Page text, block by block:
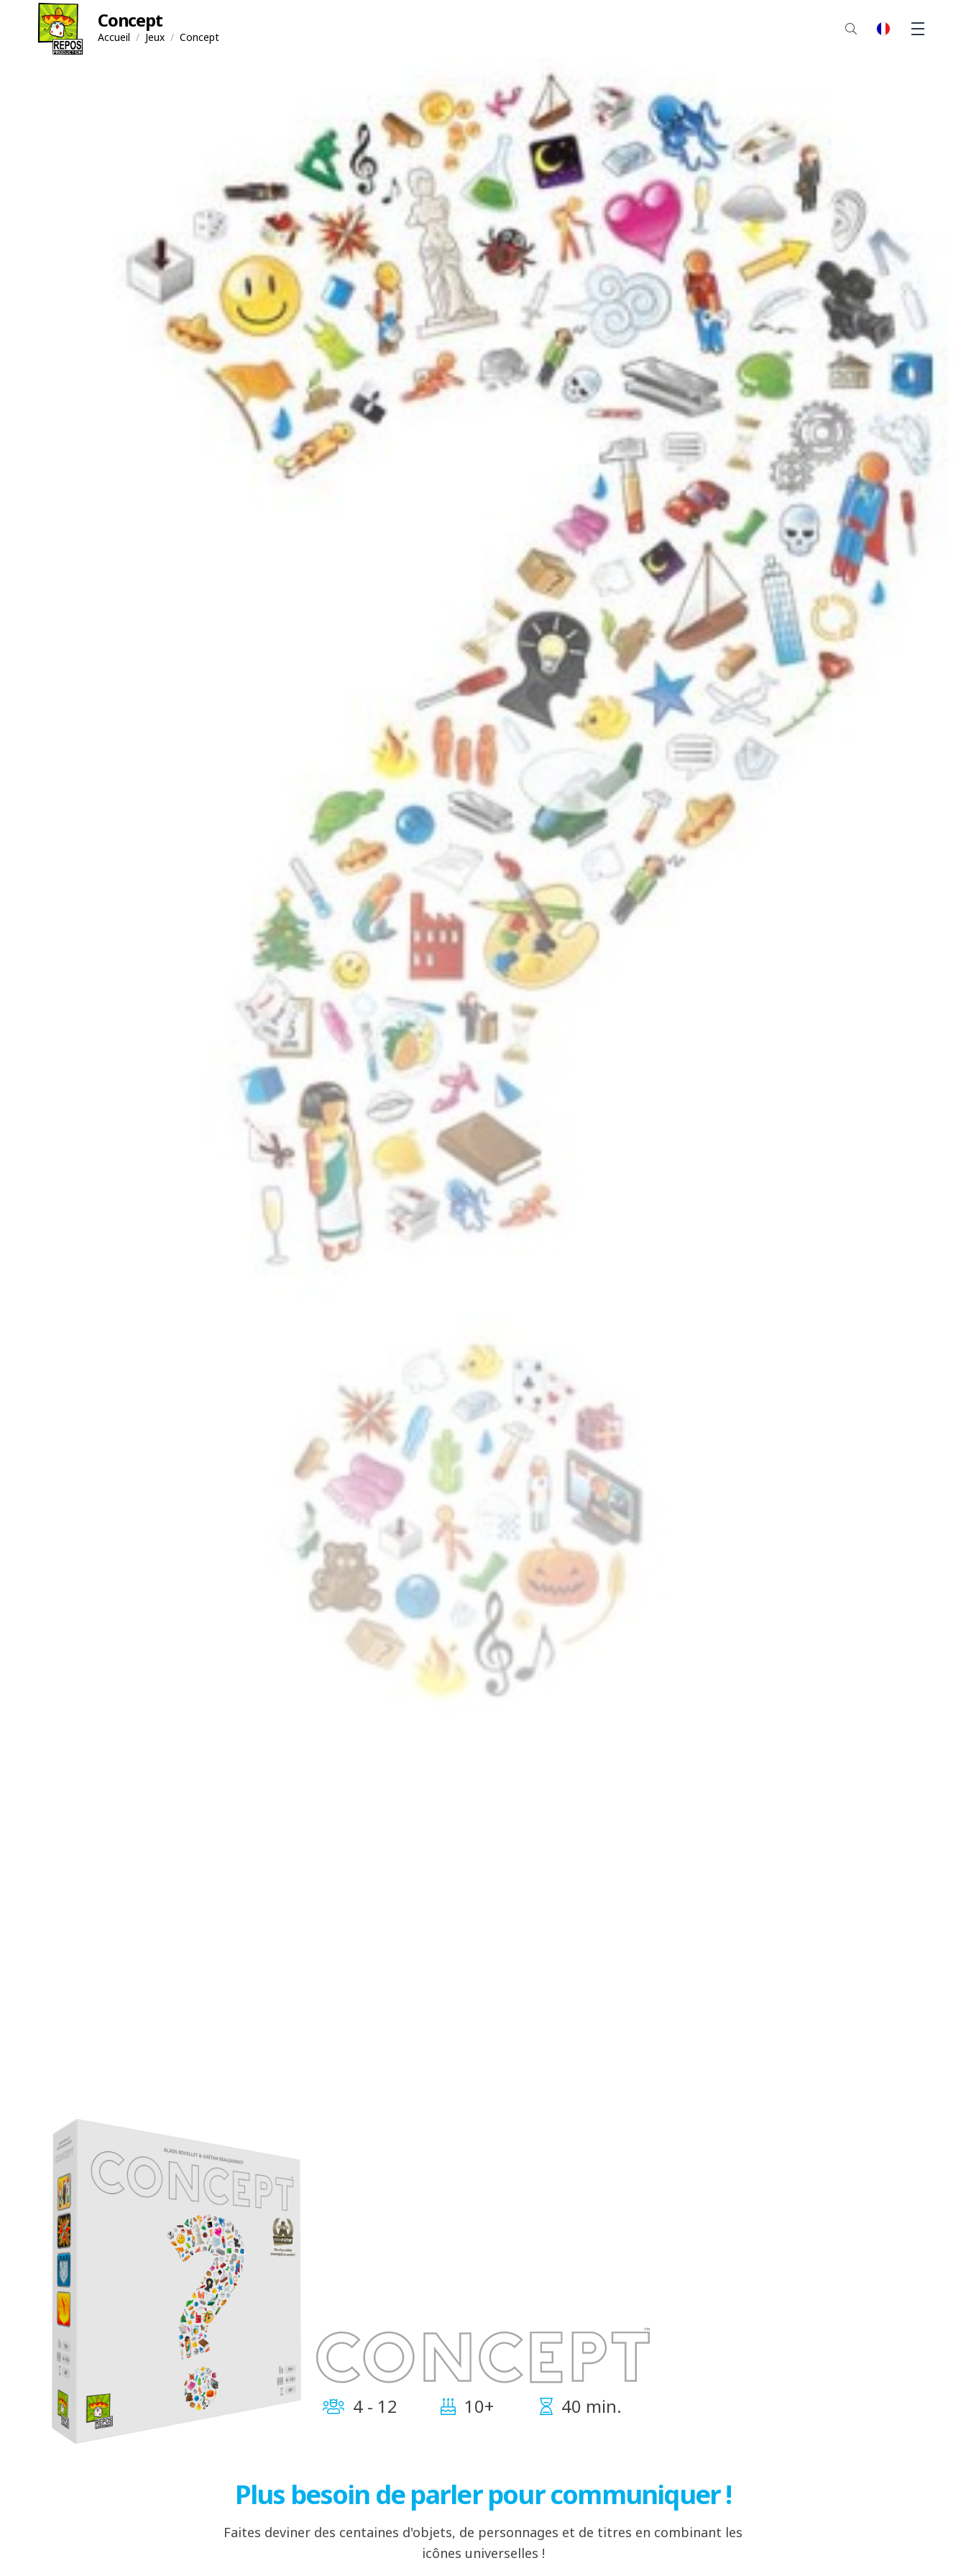
Concept
Accueil / Jeux / Concept fr
4 - 12 10+ 40 min.
Plus besoin de parler pour communiquer !
Faites deviner des centaines d'objets, de personnages et de titres en combinant les
icônes universelles !